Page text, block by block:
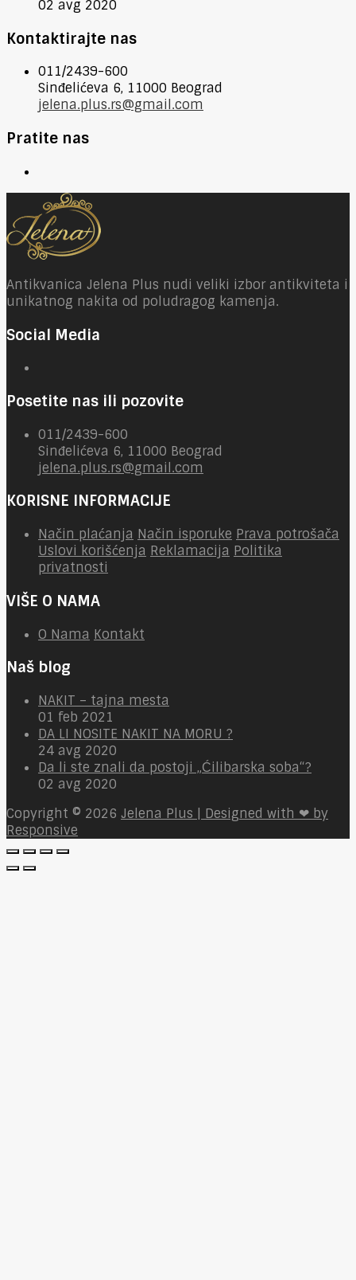
02 avg 2020
Kontaktirajte nas
011/2439-600
Sinđelićeva 6, 11000 Beograd
jelena.plus.rs@gmail.com
Pratite nas
Antikvanica Jelena Plus nudi veliki izbor antikviteta i
unikatnog nakita od poludragog kamenja.
Social Media
Posetite nas ili pozovite
011/2439-600
Sinđelićeva 6, 11000 Beograd
jelena.plus.rs@gmail.com
KORISNE INFORMACIJE
Način plaćanja Način isporuke Prava potrošača
Uslovi korišćenja Reklamacija Politika
privatnosti
VIŠE O NAMA
O Nama Kontakt
Naš blog
NAKIT – tajna mesta
01 feb 2021
DA LI NOSITE NAKIT NA MORU ?
24 avg 2020
Da li ste znali da postoji „Ćilibarska soba“?
02 avg 2020
Copyright © 2026 Jelena Plus | Designed with ❤ by
Responsive